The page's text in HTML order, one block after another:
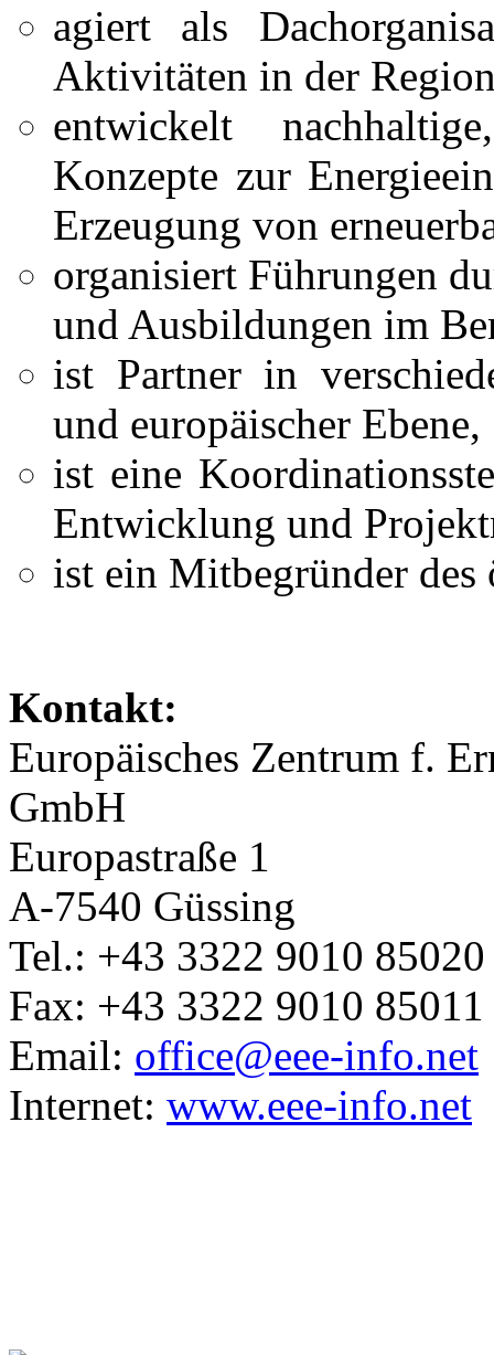
agiert als
Aktivitäten in der
entwickelt
Konzepte zur
Erzeugung von
organisiert Führungen
und Ausbildungen im
ist Partner in
und europäischer Ebene,
ist eine
Entwicklung und
ist ein Mitbegründer des
Kontakt:
Europäisches Zentrum f.
GmbH
Europastraße 1
A-7540 Güssing
Tel.: +43 3322 9010
Fax: +43 3322 9010 85011
Email: office@eee-info.net
Internet: www.eee-info.net